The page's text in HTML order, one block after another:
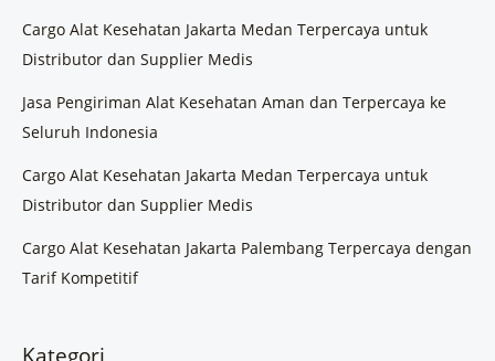
Cargo Alat Kesehatan Jakarta Medan Terpercaya untuk
Distributor dan Supplier Medis
Jasa Pengiriman Alat Kesehatan Aman dan Terpercaya ke
Seluruh Indonesia
Cargo Alat Kesehatan Jakarta Medan Terpercaya untuk
Distributor dan Supplier Medis
Cargo Alat Kesehatan Jakarta Palembang Terpercaya dengan
Tarif Kompetitif